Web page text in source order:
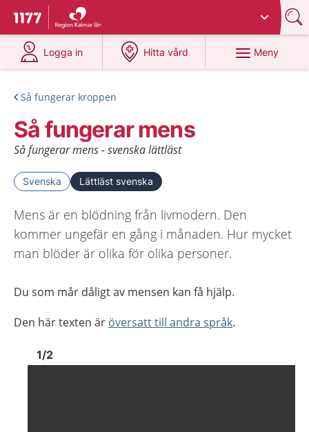
Till startsidan för 1177
Du har valt region
Logga in
på 1177.se
Hitta vård
på 1177.se
Meny
Så fungerar kroppen
Så fungerar mens
Så fungerar mens - svenska lättläst
Svenska Lättläst svenska
Mens är en blödning från livmodern. Den
kommer ungefär en gång i månaden. Hur mycket
man blöder är olika för olika personer.
Du som mår dåligt av mensen kan få hjälp.
Den här texten är översatt till andra språk.
Bild 1
1/2